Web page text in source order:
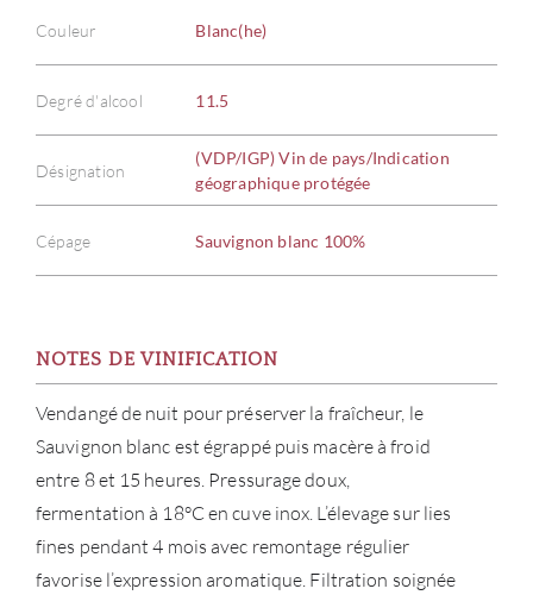
À
Couleur Blanc(he)
Degré d'alcool 11.5
Désignation
(VDP/IGP) Vin de pays/Indication
géographique protégée
Cépage Sauvignon blanc 100%
NOTES DE VINIFICATION
Vendangé de nuit pour préserver la fraîcheur, le
Sauvignon blanc est égrappé puis macère à froid
entre 8 et 15 heures. Pressurage doux,
fermentation à 18°C en cuve inox. L’élevage sur lies
fines pendant 4 mois avec remontage régulier
favorise l’expression aromatique. Filtration soignée